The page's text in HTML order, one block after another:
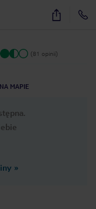
14
(81 opinii)
MAPIE
»